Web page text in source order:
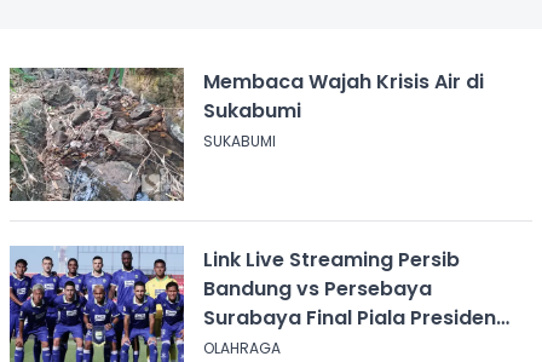
Membaca Wajah Krisis Air di
Sukabumi
SUKABUMI
Link Live Streaming Persib
Bandung vs Persebaya
Surabaya Final Piala Presiden
2026, Kick-off Pukul 20.00 WIB
OLAHRAGA